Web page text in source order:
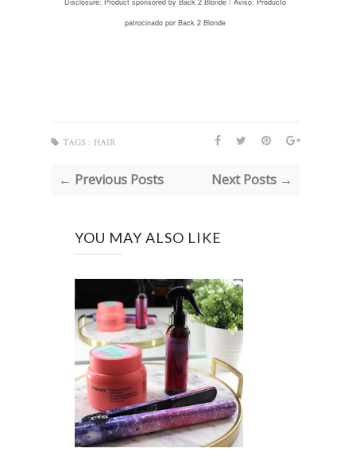
patrocinado por Back 2 Blonde
TAGS : HAIR
← Previous Posts Next Posts →
YOU MAY ALSO LIKE